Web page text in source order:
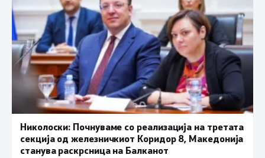
Николоски: Почнуваме со реализација на третата
секција од железничкиот Коридор 8, Македонија
станува раскрсница на Балканот